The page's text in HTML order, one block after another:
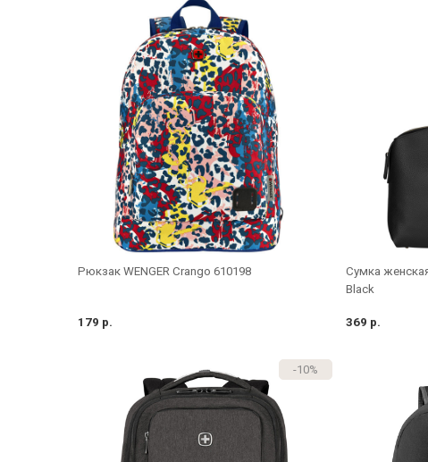
Рюкзак WENGER Crango 610198
179 р.
Сумка
Black
369 р.
-10%